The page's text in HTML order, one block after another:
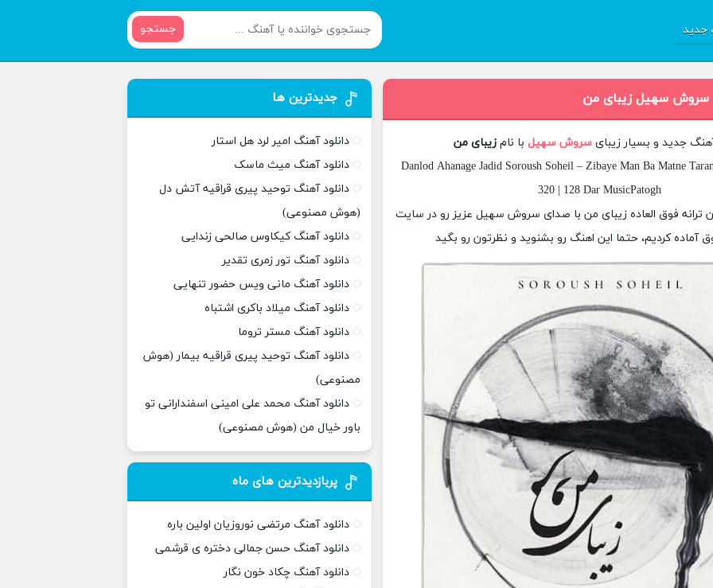
جدید جستجو
سروش سهیل زیبای من
جدید و بسیار زیبای سروش سهیل با نام زیبای من
Danlod Ahanage Jadid Soroush Soheil – Zibaye Man Ba Matne
320 | 128 Dar MusicPatogh
ترانه فوق العاده زیبای من با صدای سروش سهیل عزیز رو در سایت
آماده کردیم، حتما این اهنگ رو بشنوید و نظرتون رو بگید
جدیدترین ها
دانلود آهنگ امیر لرد هل استار
دانلود آهنگ میث ماسک
دانلود آهنگ توحید پیری قراقیه آتش دل
(هوش مصنوعی)
دانلود آهنگ کیکاوس صالحی زندایی
دانلود آهنگ تور زمری تقدیر
دانلود آهنگ مانی ویس حضور تنهایی
دانلود آهنگ میلاد باکری اشتباه
دانلود آهنگ مستر تروما
دانلود آهنگ توحید پیری قراقیه بیمار (هوش
مصنوعی)
دانلود آهنگ محمد علی امینی اسفندارانی تو
باور خیال من (هوش مصنوعی)
پربازدیدترین های ماه
دانلود آهنگ مرتضی نوروزیان اولین باره
دانلود آهنگ حسن جمالی دختره ی قرشمی
دانلود آهنگ چکاد خون نگار